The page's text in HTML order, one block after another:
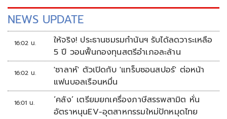
NEWS UPDATE
16:02 น.
ให้จริง! ประธานชมรมกำนันฯ รับได้ลดวาระเหลือ
5 ปี วอนฟื้นกองทุนสตรีอำเภอละล้าน
16:02 น.
'ซาลาห์' ตัวเปิดกับ 'แทร็บซอนสปอร์' ต่อหน้า
แฟนบอลเรือนหมื่น
16:01 น.
‘คลัง’ เตรียมยกเครื่องภาษีสรรพสามิต หั่น
อัตราหนุนEV-อุตสาหกรรมใหม่ปักหมุดไทย